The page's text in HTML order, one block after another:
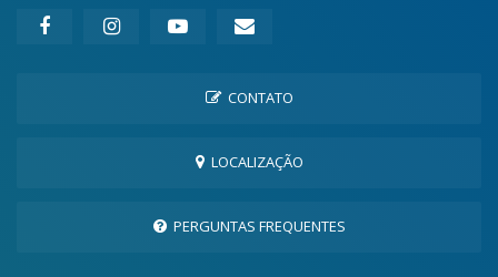
CONTATO
LOCALIZAÇÃO
PERGUNTAS FREQUENTES